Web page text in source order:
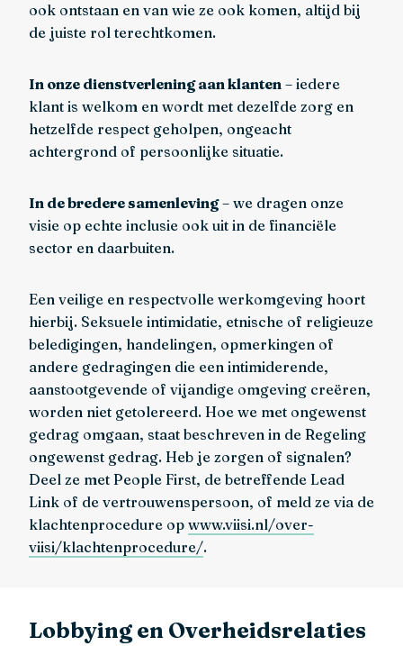
ook ontstaan en van wie ze ook komen, altijd bij
de juiste rol terechtkomen.
In onze dienstverlening aan klanten – iedere
klant is welkom en wordt met dezelfde zorg en
hetzelfde respect geholpen, ongeacht
achtergrond of persoonlijke situatie.
In de bredere samenleving– we dragen onze
visie op echte inclusie ook uit in de financiële
sector en daarbuiten.
Een veilige en respectvolle werkomgeving hoort
hierbij. Seksuele intimidatie, etnische of religieuze
beledigingen, handelingen, opmerkingen of
andere gedragingen die een intimiderende,
aanstootgevende of vijandige omgeving creëren,
worden niet getolereerd. Hoe we met ongewenst
gedrag omgaan, staat beschreven in de Regeling
ongewenst gedrag. Heb je zorgen of signalen?
Deel ze met People First, de betreffende Lead
Link of de vertrouwenspersoon, of meld ze via de
klachtenprocedure op www.viisi.nl/over-
viisi/klachtenprocedure/.
Lobbying en Overheidsrelaties